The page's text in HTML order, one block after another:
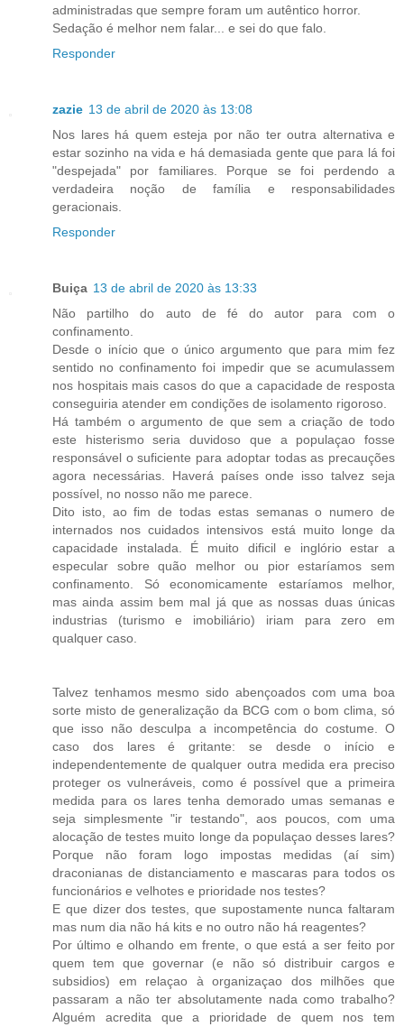
administradas que sempre foram um autêntico horror.
Sedação é melhor nem falar... e sei do que falo.
Responder
zazie 13 de abril de 2020 às 13:08
Nos lares há quem esteja por não ter outra alternativa e
estar sozinho na vida e há demasiada gente que para lá foi
"despejada" por familiares. Porque se foi perdendo a
verdadeira noção de família e responsabilidades
geracionais.
Responder
Buiça 13 de abril de 2020 às 13:33
Não partilho do auto de fé do autor para com o
confinamento.
Desde o início que o único argumento que para mim fez
sentido no confinamento foi impedir que se acumulassem
nos hospitais mais casos do que a capacidade de resposta
conseguiria atender em condições de isolamento rigoroso.
Há também o argumento de que sem a criação de todo
este histerismo seria duvidoso que a populaçao fosse
responsável o suficiente para adoptar todas as precauções
agora necessárias. Haverá países onde isso talvez seja
possível, no nosso não me parece.
Dito isto, ao fim de todas estas semanas o numero de
internados nos cuidados intensivos está muito longe da
capacidade instalada. É muito dificil e inglório estar a
especular sobre quão melhor ou pior estaríamos sem
confinamento. Só economicamente estaríamos melhor,
mas ainda assim bem mal já que as nossas duas únicas
industrias (turismo e imobiliário) iriam para zero em
qualquer caso.
Talvez tenhamos mesmo sido abençoados com uma boa
sorte misto de generalização da BCG com o bom clima, só
que isso não desculpa a incompetência do costume. O
caso dos lares é gritante: se desde o início e
independentemente de qualquer outra medida era preciso
proteger os vulneráveis, como é possível que a primeira
medida para os lares tenha demorado umas semanas e
seja simplesmente "ir testando", aos poucos, com uma
alocação de testes muito longe da populaçao desses lares?
Porque não foram logo impostas medidas (aí sim)
draconianas de distanciamento e mascaras para todos os
funcionários e velhotes e prioridade nos testes?
E que dizer dos testes, que supostamente nunca faltaram
mas num dia não há kits e no outro não há reagentes?
Por último e olhando em frente, o que está a ser feito por
quem tem que governar (e não só distribuir cargos e
subsidios) em relaçao à organizaçao dos milhões que
passaram a não ter absolutamente nada como trabalho?
Alguém acredita que a prioridade de quem nos tem